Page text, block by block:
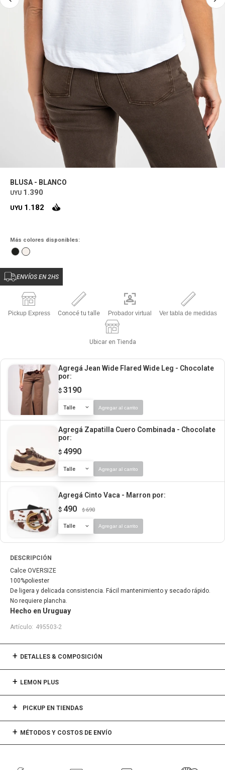
BLUSA - BLANCO
UYU 1.390
UYU 1.182
Más colores disponibles:
ENVÍOS EN 2HS
Pickup Express Conocé tu talle Probador virtual Ver tabla de medidas
Ubicar en Tienda
Agregá Jean Wide Flared Wide Leg - Chocolate
por:
$ 3190
Talle Agregar al carrito
Agregá Zapatilla Cuero Combinada - Chocolate
por:
$ 4990
Talle Agregar al carrito
Agregá Cinto Vaca - Marron por:
$ 490 $ 690
Talle Agregar al carrito
DESCRIPCIÓN
Calce OVERSIZE
100%poliester
De ligera y delicada consistencia. Fácil mantenimiento y secado rápido.
No requiere plancha.
Hecho en Uruguay
495503-2
DETALLES & COMPOSICIÓN
LEMON PLUS
PICKUP EN TIENDAS
MÉTODOS Y COSTOS DE ENVÍO